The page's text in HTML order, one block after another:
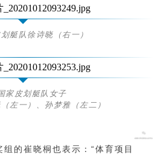
艇队徐诗晓（右一）
家皮划艇队女子
左一）、孙梦雅（左二）
的崔晓桐也表示：“体育项目